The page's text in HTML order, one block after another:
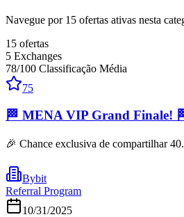
Navegue por 15 ofertas ativas nesta
15 ofertas
5 Exchanges
78/100 Classificação Média
75
🏁 MENA VIP Grand Finale!
🎉 Chance exclusiva de compartilhar
Bybit
Referral Program
10/31/2025